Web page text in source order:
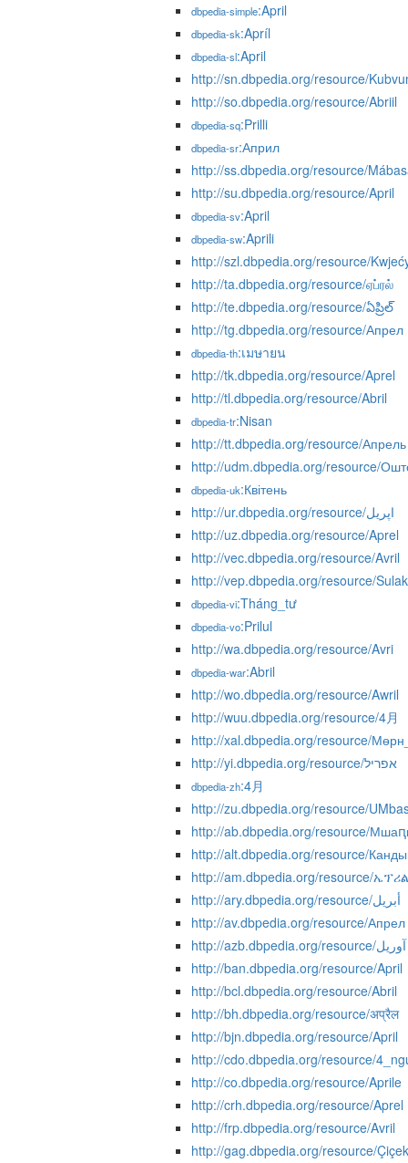
dbpedia-simple:April
dbpedia-sk:Apríl
dbpedia-sl:April
http://sn.dbpedia.org/resource/
http://so.dbpedia.org/resource/Abriil
dbpedia-sq:Prilli
dbpedia-sr:Април
http://ss.dbpedia.org/resource/
http://su.dbpedia.org/resource/April
dbpedia-sv:April
dbpedia-sw:Aprili
http://szl.dbpedia.org/resource/
http://ta.dbpedia.org/resource/ஏப்ரல்
http://te.dbpedia.org/resource/ఏప్రిల్
http://tg.dbpedia.org/resource/Апрел
dbpedia-th:เมษายน
http://tk.dbpedia.org/resource/Aprel
http://tl.dbpedia.org/resource/Abril
dbpedia-tr:Nisan
http://tt.dbpedia.org/resource/Апрель
http://udm.dbpedia.org/resource/
dbpedia-uk:Квітень
http://ur.dbpedia.org/resource/اپریل
http://uz.dbpedia.org/resource/Aprel
http://vec.dbpedia.org/resource/Avril
http://vep.dbpedia.org/resource/
dbpedia-vi:Tháng_tư
dbpedia-vo:Prilul
http://wa.dbpedia.org/resource/Avri
dbpedia-war:Abril
http://wo.dbpedia.org/resource/Awril
http://wuu.dbpedia.org/resource/4月
http://xal.dbpedia.org/resource/
http://yi.dbpedia.org/resource/אפריל
dbpedia-zh:4月
http://zu.dbpedia.org/resource/
http://ab.dbpedia.org/resource/
http://alt.dbpedia.org/resource/
http://am.dbpedia.org/resource/ኤፕሪል
http://ary.dbpedia.org/resource/أبريل
http://av.dbpedia.org/resource/Апрел
http://azb.dbpedia.org/resource/آوریل
http://ban.dbpedia.org/resource/April
http://bcl.dbpedia.org/resource/Abril
http://bh.dbpedia.org/resource/अप्रैल
http://bjn.dbpedia.org/resource/April
http://cdo.dbpedia.org/resource/
http://co.dbpedia.org/resource/Aprile
http://crh.dbpedia.org/resource/Aprel
http://frp.dbpedia.org/resource/Avril
http://gag.dbpedia.org/resource/